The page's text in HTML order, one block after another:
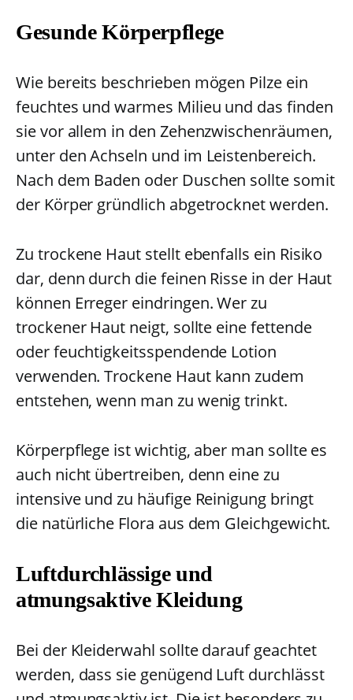
Gesunde Körperpflege
Wie bereits beschrieben mögen Pilze ein
feuchtes und warmes Milieu und das finden
sie vor allem in den Zehenzwischenräumen,
unter den Achseln und im Leistenbereich.
Nach dem Baden oder Duschen sollte somit
der Körper gründlich abgetrocknet werden.
Zu trockene Haut stellt ebenfalls ein Risiko
dar, denn durch die feinen Risse in der Haut
können Erreger eindringen. Wer zu
trockener Haut neigt, sollte eine fettende
oder feuchtigkeitsspendende Lotion
verwenden. Trockene Haut kann zudem
entstehen, wenn man zu wenig trinkt.
Körperpflege ist wichtig, aber man sollte es
auch nicht übertreiben, denn eine zu
intensive und zu häufige Reinigung bringt
die natürliche Flora aus dem Gleichgewicht.
Luftdurchlässige und
atmungsaktive Kleidung
Bei der Kleiderwahl sollte darauf geachtet
werden, dass sie genügend Luft durchlässt